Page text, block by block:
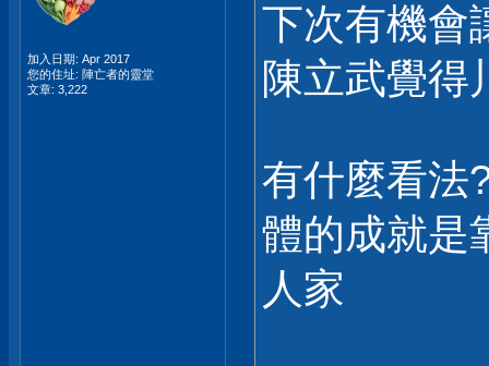
加入日期: Apr 2017
您的住址: 陣亡者的靈堂
文章: 3,222
下次有機會
陳立武覺得
有什麼看法
體的成就是
人家